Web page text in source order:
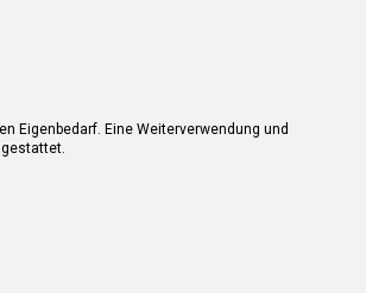
Eigenbedarf. Eine Weiterverwendung und